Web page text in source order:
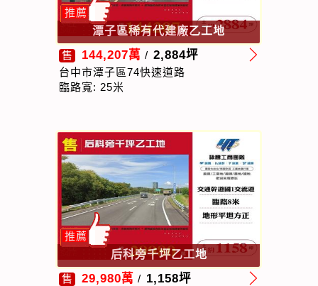
潭子區稀有代建廠乙工地
推薦
售 144,207萬 / 2,884坪
台中市潭子區74快速道路
臨路寬: 25米
后科旁千坪乙工地
推薦
售 29,980萬 / 1,158坪